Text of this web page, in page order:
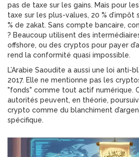
pas de taxe sur les gains. Mais pour
taxe sur les plus-values, 20 % d’impôt
% de zakat. Sans compte bancaire,
? Beaucoup utilisent des
offshore, ou des cryptos pour payer
rend la conformité quasi impossible.
L’Arabie Saoudite a aussi une loi anti-
2017. Elle ne mentionne pas les
"fonds" comme tout actif numérique.
autorités peuvent, en théorie,
crypto comme du blanchiment
spécifique.